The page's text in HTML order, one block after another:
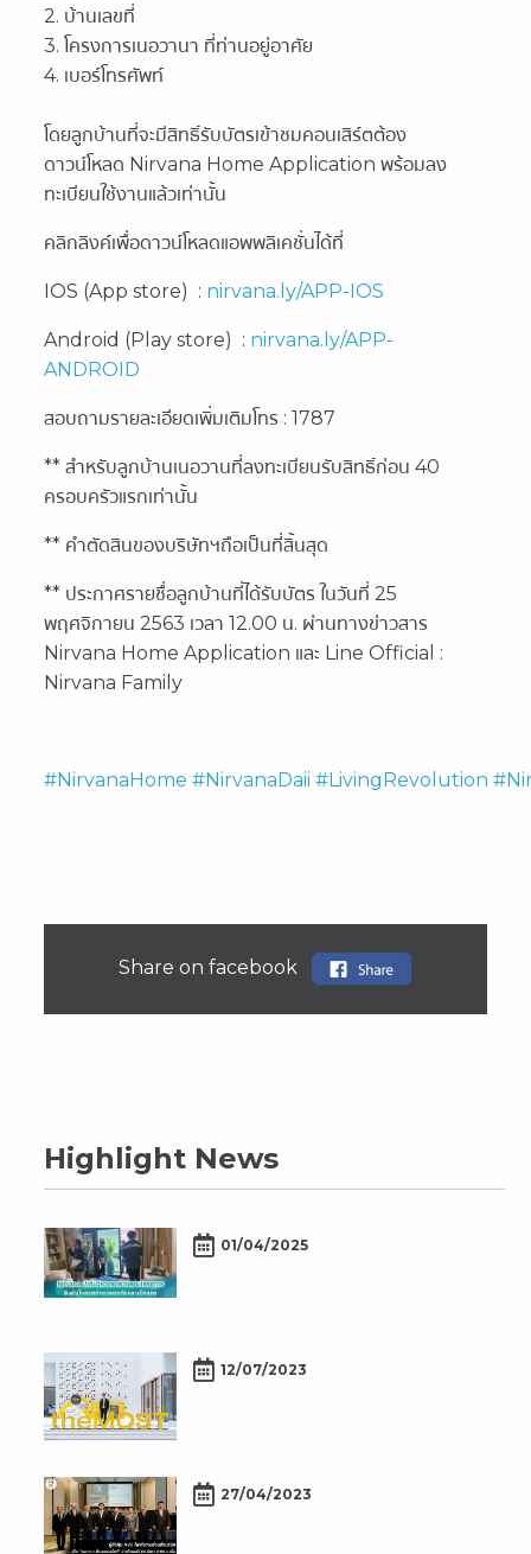
2. บ้านเลขที่
3. โครงการเนอวานา ที่ท่านอยู่อาศัย
4. เบอร์โทรศัพท์
โดยลูกบ้านที่จะมีสิทธิ์รับบัตรเข้าชมคอนเสิร์ตต้อง
ดาวน์โหลด Nirvana Home Application พร้อมลง
ทะเบียนใช้งานแล้วเท่านั้น
คลิกลิงค์เพื่อดาวน์โหลดแอพพลิเคชั่นได้ที่
IOS (App store) : nirvana.ly/APP-IOS
Android (Play store) : nirvana.ly/APP-
ANDROID
สอบถามรายละเอียดเพิ่มเติมโทร : 1787
** สำหรับลูกบ้านเนอวานที่ลงทะเบียนรับสิทธิ์ก่อน 40
ครอบครัวแรกเท่านั้น
** คำตัดสินของบริษัทฯถือเป็นที่สิ้นสุด
** ประกาศรายชื่อลูกบ้านที่ได้รับบัตร ในวันที่ 25
พฤศจิกายน 2563 เวลา 12.00 น. ผ่านทางข่าวสาร
Nirvana Home Application และ Line Official :
Nirvana Family
#NirvanaHome #NirvanaDaii #LivingRevolution
Share on facebook
Highlight News
01/04/2025
12/07/2023
27/04/2023